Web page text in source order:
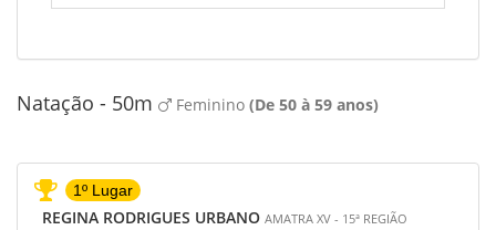
Natação - 50m Feminino (De 50 à 59 anos)
1º Lugar
REGINA RODRIGUES URBANO AMATRA XV - 15ª REGIÃO